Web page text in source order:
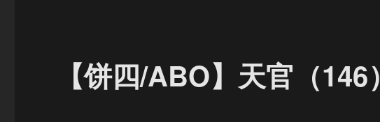
【饼四/ABO】天官（146）